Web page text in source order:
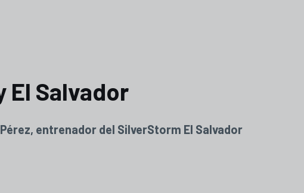
El Salvador
entrenador del SilverStorm El Salvador